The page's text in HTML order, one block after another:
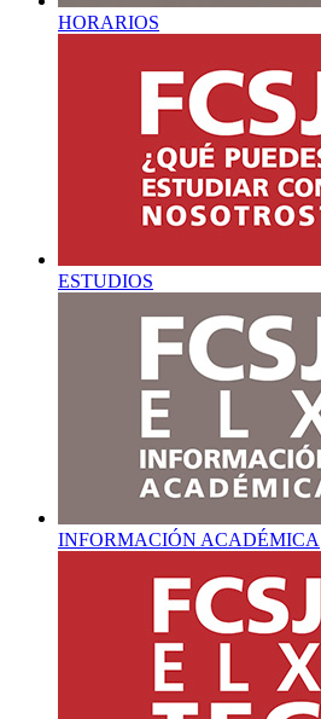
HORARIOS
ESTUDIOS
INFORMACIÓN ACADÉMICA